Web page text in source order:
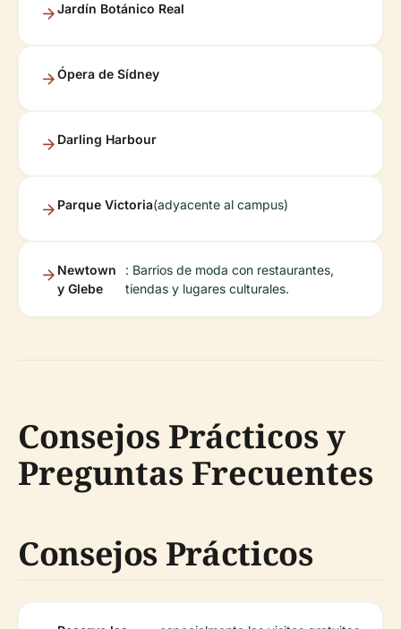
Jardín Botánico Real
Ópera de Sídney
Darling Harbour
Parque Victoria(adyacente al campus)
Newtown
y Glebe
: Barrios de moda con restaurantes,
tiendas y lugares culturales.
Consejos Prácticos y
Preguntas Frecuentes
Consejos Prácticos